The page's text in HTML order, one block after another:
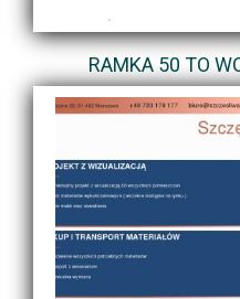
RAMKA 50 TO